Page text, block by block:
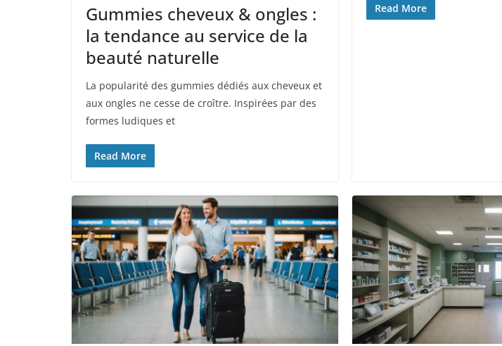
Gummies cheveux & ongles :
la tendance au service de la
beauté naturelle
La popularité des gummies dédiés aux cheveux et
aux ongles ne cesse de croître. Inspirées par des
formes ludiques et
Read More
Read More